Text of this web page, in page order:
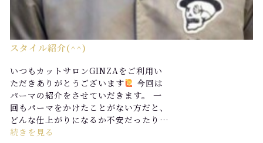
スタイル紹介(^^)
いつもカットサロンGINZAをご利用い
ただきありがとうございます
今回は
パーマの紹介をさせていだきます。 一
回もパーマをかけたことがない方だと、
どんな仕上がりになるか不安だったり…
続きを見る